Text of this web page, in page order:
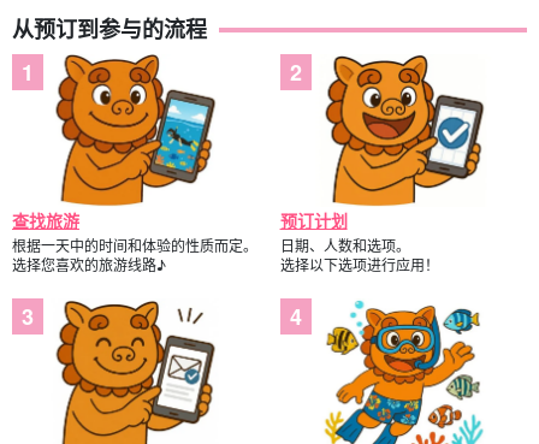
从预订到参与的流程
查找旅游
根据一天中的时间和体验的性质而定。
选择您喜欢的旅游线路♪
预订计划
日期、人数和选项。
选择以下选项进行应用！